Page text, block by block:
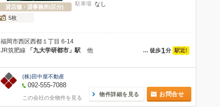
貸店舗・貸事務所(区分)
5枚
駐車場 なし
福岡市西区西都１丁目 6-14
… 徒歩1分 駅近!
JR筑肥線 「九大学研都市」駅 他
(株)田中屋不動産
092-555-7088
この会社の全物件を見る
物件詳細を見る お問合せ